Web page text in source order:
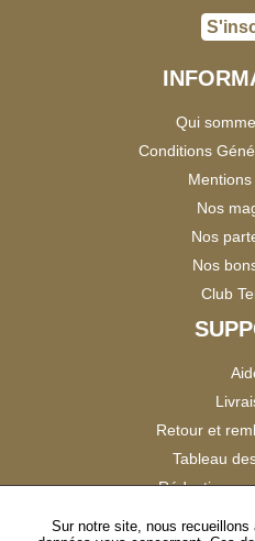
Qui
Conditions
Nos
Nos
Nos
Club
Retour et
Tableau
Réduction
Sur notre site, nous